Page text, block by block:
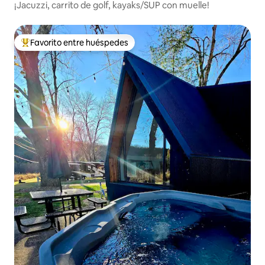
¡Jacuzzi, carrito de golf, kayaks/SUP con muelle!
De los mejores en Favorito entre huéspedes
Favorito entre huéspedes